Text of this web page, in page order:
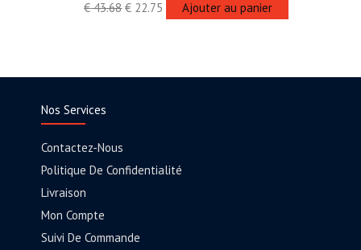
€43.68 € 22.75 Ajouter au panier
Nos Services
Contactez-Nous
Politique De Confidentialité
Livraison
Mon Compte
Suivi De Commande